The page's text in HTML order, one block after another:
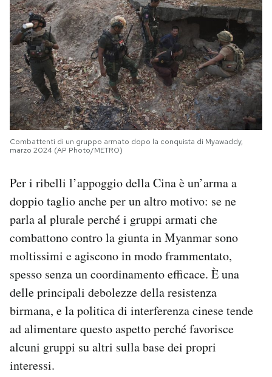
Combattenti di un gruppo armato dopo la conquista di Myawaddy,
marzo 2024 (AP Photo/METRO)
Per i ribelli l’appoggio della Cina è un’arma a
doppio taglio anche per un altro motivo: se ne
parla al plurale perché i gruppi armati che
combattono contro la giunta in Myanmar sono
moltissimi e agiscono in modo frammentato,
spesso senza un coordinamento efficace. È una
delle principali debolezze della resistenza
birmana, e la politica di interferenza cinese tende
ad alimentare questo aspetto perché favorisce
alcuni gruppi su altri sulla base dei propri
interessi.